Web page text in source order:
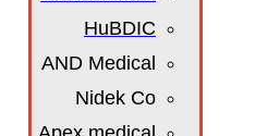
HuBDIC
AND Medical
Nidek Co